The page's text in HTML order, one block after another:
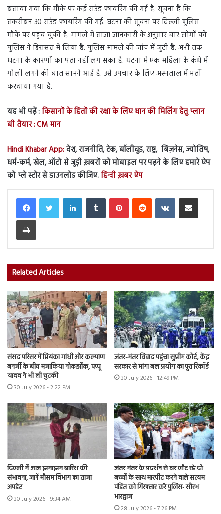
बताया गया कि मौके पर कई राउंड फायरिंग की गई है. सूचना है कि
तकरीबन 30 राउंड फायरिंग की गई. घटना की सूचना पर दिल्ली पुलिस
मौके पर पहुंच चुकी है. मामले में ताजा जानकारी के अनुसार चार लोगों को
पुलिस ने हिरासत में लिया है. पुलिस मामले की जांच में जुटी है. अभी तक
घटना के कारणों का पता नहीं लग सका है. घटना में एक महिला के कंधे में
गोली लगने की बात सामने आई है. उसे उपचार के लिए अस्पताल में भर्ती
करवाया गया है.
यह भी पढ़ें :किसानों के हितों की रक्षा के लिए धान की मिलिंग हेतु प्लान
बी तैयार : CM मान
Hindi Khabar App:देश, राजनीति, टेक, बॉलीवुड, राष्ट्र, बिज़नेस, ज्योतिष,
धर्म-कर्म, खेल, ऑटो से जुड़ी ख़बरों को मोबाइल पर पढ़ने के लिए हमारे ऐप
को प्ले स्टोर से डाउनलोड कीजिए.हिन्दी ख़बर ऐप
LinkedInTumblr PinterestReddit VKontakteShare via Email
Print
Related Articles
संसद परिसर में प्रियंका गांधी और कल्याण
बनर्जी के बीच मजाकिया नोकझोंक, पप्पू
यादव ने भी ली चुटकी
30 July 2026 - 2:22 PM
जंतर-मंतर विवाद पहुंचा सुप्रीम कोर्ट, केंद्र
सरकार से मांगा बल प्रयोग का पूरा रिकॉर्ड
30 July 2026 - 12:49 PM
दिल्ली में आज झमाझम बारिश की
संभावना, जानें मौसम विभाग का ताजा
अपडेट
30 July 2026 - 9:34 AM
जंतर मंतर के प्रदर्शन से घर लौट रहे दो
बच्चों के साथ मारपीट करने वाले सत्यम
पंडित को गिरफ्तार करे पुलिस- सौरभ
भारद्वाज
28 July 2026 - 7:26 PM